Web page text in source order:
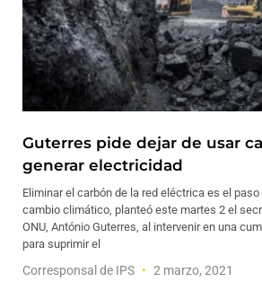
Guterres pide dejar de usar
generar electricidad
Eliminar el carbón de la red eléctrica es el
cambio climático, planteó este martes 2 el
ONU, António Guterres, al intervenir en una
para suprimir el
Corresponsal de IPS 2 marzo, 2021